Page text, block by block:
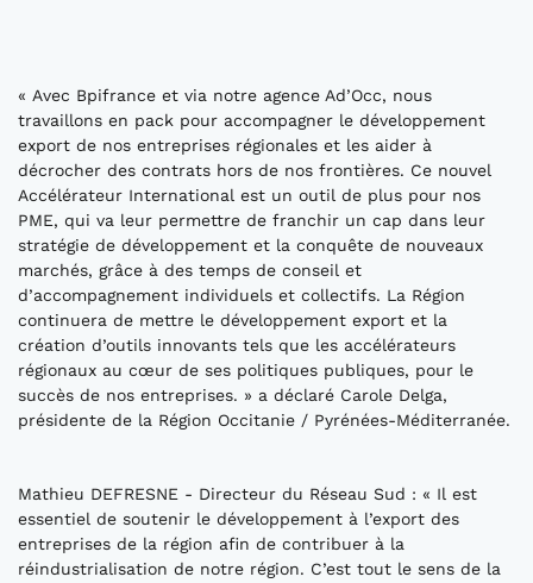
« Avec Bpifrance et via notre agence Ad’Occ, nous
travaillons en pack pour accompagner le développement
export de nos entreprises régionales et les aider à
décrocher des contrats hors de nos frontières. Ce nouvel
Accélérateur International est un outil de plus pour nos
PME, qui va leur permettre de franchir un cap dans leur
stratégie de développement et la conquête de nouveaux
marchés, grâce à des temps de conseil et
d’accompagnement individuels et collectifs. La Région
continuera de mettre le développement export et la
création d’outils innovants tels que les accélérateurs
régionaux au cœur de ses politiques publiques, pour le
succès de nos entreprises. » a déclaré Carole Delga,
présidente de la Région Occitanie / Pyrénées-Méditerranée.
Mathieu DEFRESNE - Directeur du Réseau Sud : « Il est
essentiel de soutenir le développement à l’export des
entreprises de la région afin de contribuer à la
réindustrialisation de notre région. C’est tout le sens de la